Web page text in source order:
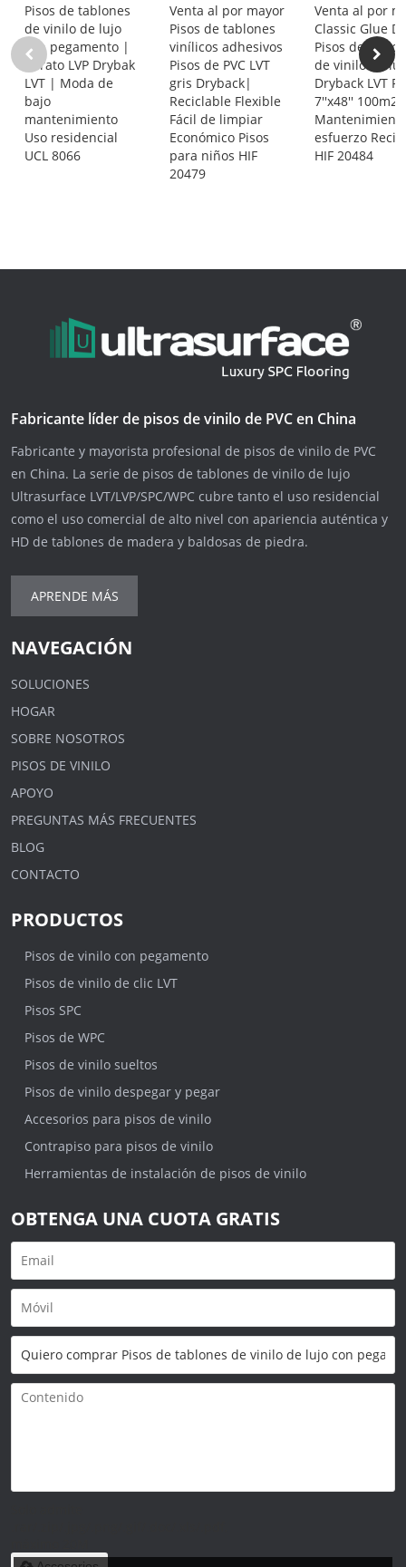
Pisos de tablones
de vinilo de lujo
con pegamento |
Barato LVP Drybak
LVT | Moda de
bajo
mantenimiento
Uso residencial
UCL 8066
Venta al por mayor
Pisos de tablones
vinílicos adhesivos
Pisos de PVC LVT
gris Dryback|
Reciclable Flexible
Fácil de limpiar
Económico Pisos
para niños HIF
20479
Venta al por
Classic Glue
Pisos de
de vinilo de
Dryback LVT
7''x48''
esfuerzo
HIF 20484
Fabricante líder de pisos de vinilo de PVC en China
Fabricante y mayorista profesional de pisos de vinilo de PVC
en China. La serie de pisos de tablones de vinilo de lujo
Ultrasurface LVT/LVP/SPC/WPC cubre tanto el uso residencial
como el uso comercial de alto nivel con apariencia auténtica y
HD de tablones de madera y baldosas de piedra.
APRENDE MÁS
NAVEGACIÓN
SOLUCIONES
HOGAR
SOBRE NOSOTROS
PISOS DE VINILO
APOYO
PREGUNTAS MÁS FRECUENTES
BLOG
CONTACTO
PRODUCTOS
Pisos de vinilo con pegamento
Pisos de vinilo de clic LVT
Pisos SPC
Pisos de WPC
Pisos de vinilo sueltos
Pisos de vinilo despegar y pegar
Accesorios para pisos de vinilo
Contrapiso para pisos de vinilo
Herramientas de instalación de pisos de vinilo
OBTENGA UNA CUOTA GRATIS